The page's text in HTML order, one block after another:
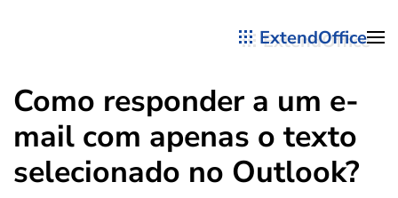
ExtendOffice
Como responder a um e-
mail com apenas o texto
selecionado no Outlook?